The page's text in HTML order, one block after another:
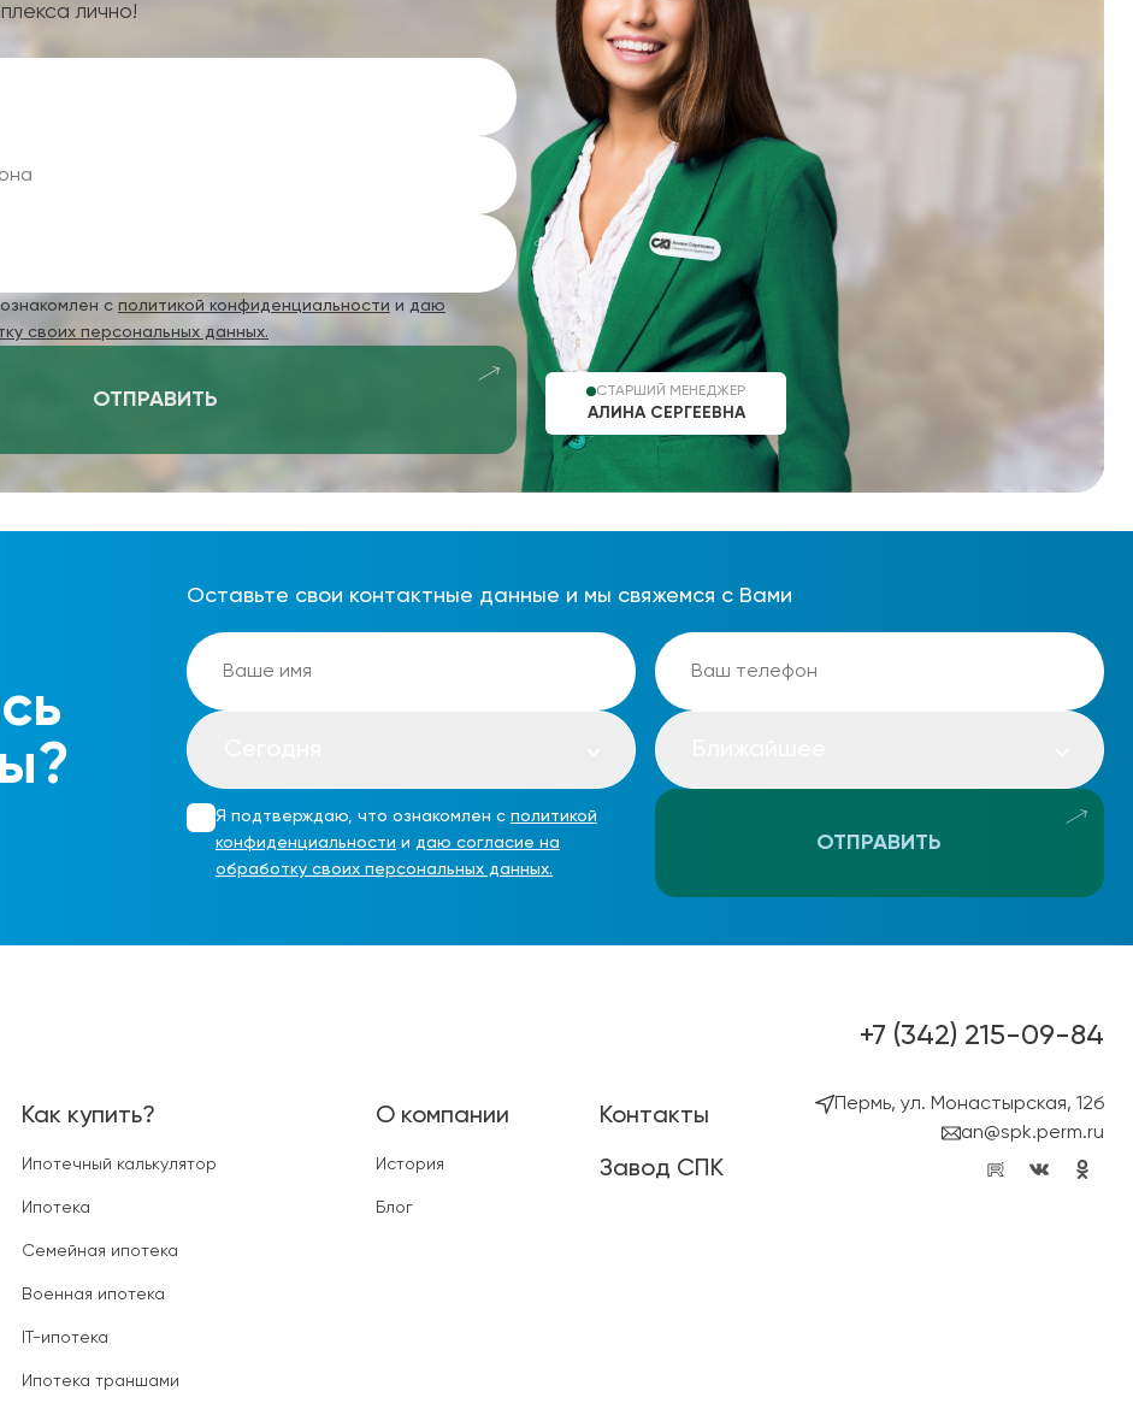
лично!
с политикой конфиденциальности и даю
своих персональных данных.
ОТПРАВИТЬ СТАРШИЙ МЕНЕДЖЕР
АЛИНА СЕРГЕЕВНА
Оставьте свои контактные данные и мы свяжемся с Вами
Я подтверждаю, что ознакомлен с политикой
конфиденциальности и даю согласие на
обработку своих персональных данных.
ОТПРАВИТЬ
+7 (342) 215-09-84
Как купить?
Ипотечный калькулятор
Ипотека
Семейная ипотека
Военная ипотека
IT-ипотека
Ипотека траншами
О компании
История
Блог
Контакты
Завод СПК
Пермь, ул. Монастырская, 12б
an@spk.perm.ru